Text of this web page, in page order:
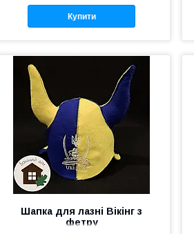
Купити
Шапка для лазні Вікінг з
фетру